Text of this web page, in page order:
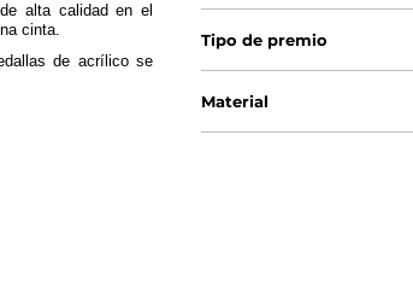
alta calidad en el
cinta.
de acrílico se
Tipo de premio
Material